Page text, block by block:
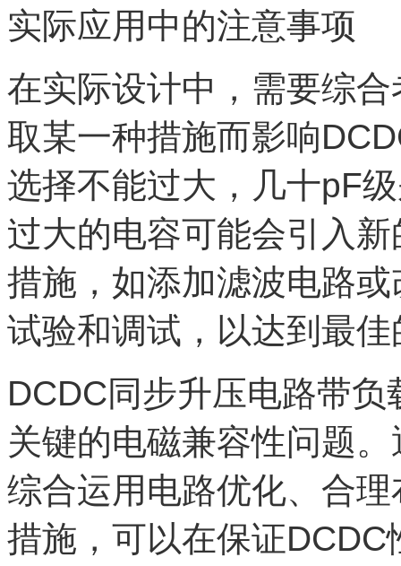
实际应用中的注意事项
在实际设计中，需要综
取某一种措施而影响
选择不能过大，几十pF
过大的电容可能会引入
措施，如添加滤波电路
试验和调试，以达到最
DCDC同步升压电路带
关键的电磁兼容性问题
综合运用电路优化、合
措施，可以在保证